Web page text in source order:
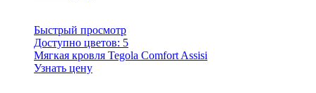
Быстрый просмотр
Доступно цветов: 5
Мягкая кровля Tegola Comfort Assisi
Узнать цену